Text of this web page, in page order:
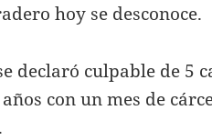
hoy se desconoce.
declaró culpable de 5
con un mes de